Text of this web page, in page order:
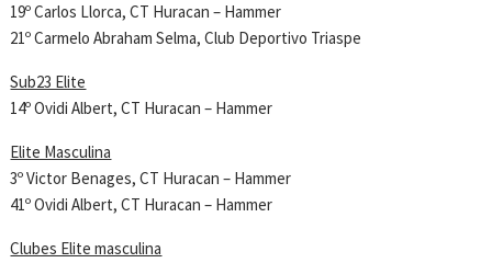
19º Carlos Llorca, CT Huracan – Hammer
21º Carmelo Abraham Selma, Club Deportivo Triaspe
Sub23 Elite
14º Ovidi Albert, CT Huracan – Hammer
Elite Masculina
3º Victor Benages, CT Huracan – Hammer
41º Ovidi Albert, CT Huracan – Hammer
Clubes Elite masculina